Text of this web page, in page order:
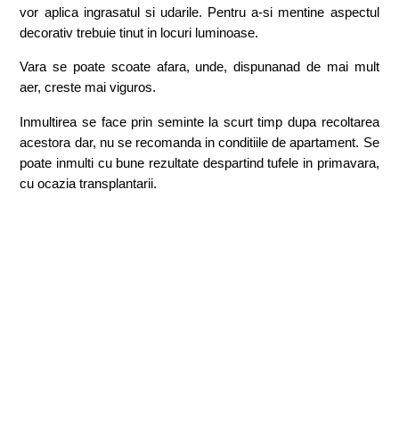
vor aplica ingrasatul si udarile. Pentru a-si mentine aspectul
decorativ trebuie tinut in locuri luminoase.
Vara se poate scoate afara, unde, dispunanad de mai mult
aer, creste mai viguros.
Inmultirea se face prin seminte la scurt timp dupa recoltarea
acestora dar, nu se recomanda in conditiile de apartament. Se
poate inmulti cu bune rezultate despartind tufele in primavara,
cu ocazia transplantarii.